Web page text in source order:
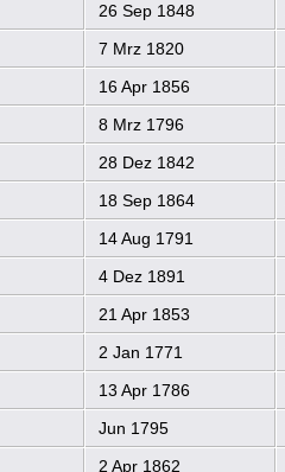
26 Sep 1848
7 Mrz 1820
16 Apr 1856
8 Mrz 1796
28 Dez 1842
18 Sep 1864
14 Aug 1791
4 Dez 1891
21 Apr 1853
2 Jan 1771
13 Apr 1786
Jun 1795
2 Apr 1862